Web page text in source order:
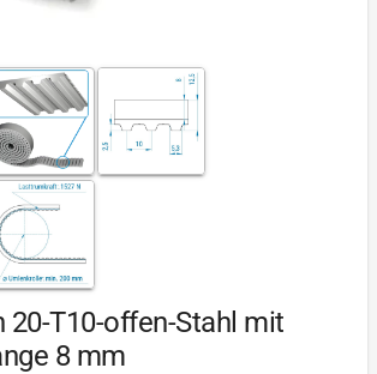
20-T10-offen-Stahl mit
8 mm